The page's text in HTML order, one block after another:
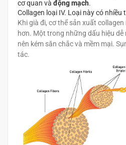
cơ quan và động mạch.
Collagen loại IV. Loại này có nhiều
Khi già đi, cơ thể sản xuất
hơn. Một trong những dấu hiệu
nên kém săn chắc và mềm mại.
tác.